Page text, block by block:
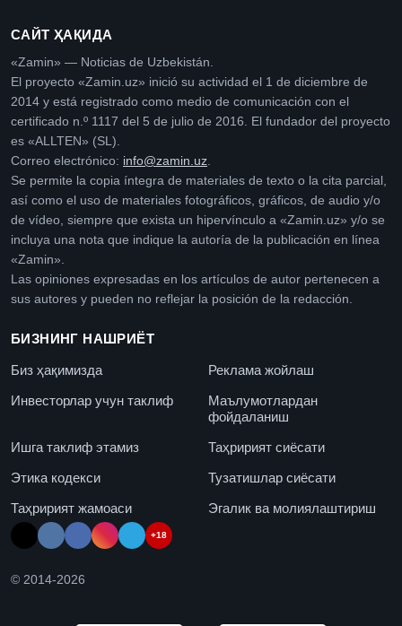
САЙТ ҲАҚИДА
«Zamin» — Noticias de Uzbekistán.
El proyecto «Zamin.uz» inició su actividad el 1 de diciembre de
2014 y está registrado como medio de comunicación con el
certificado n.º 1117 del 5 de julio de 2016. El fundador del proyecto
es «ALLTEN» (SL).
Correo electrónico: info@zamin.uz
Se permite la copia íntegra de materiales de texto o la cita parcial,
así como el uso de materiales fotográficos, gráficos, de audio y/o
de vídeo, siempre que exista un hipervínculo a «Zamin.uz» y/o se
incluya una nota que indique la autoría de la publicación en línea
«Zamin».
Las opiniones expresadas en los artículos de autor pertenecen a
sus autores y pueden no reflejar la posición de la redacción.
БИЗНИНГ НАШРИЁТ
Биз ҳақимизда
Реклама жойлаш
Инвесторлар учун таклиф
Маълумотлардан
фойдаланиш
Ишга таклиф этамиз
Таҳририят сиёсати
Этика кодекси
Тузатишлар сиёсати
Таҳририят жамоаси
Эгалик ва молиялаштириш
+18
© 2014-2026